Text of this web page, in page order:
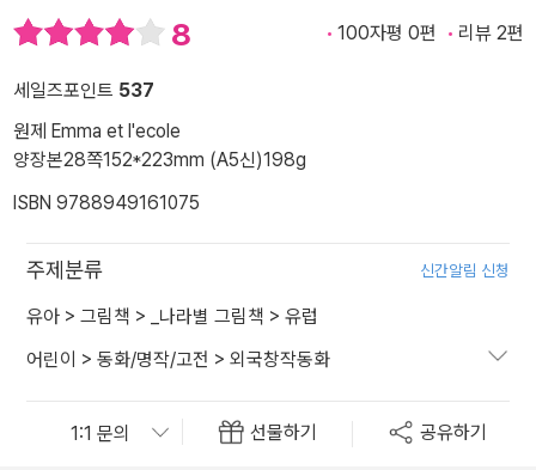
8 100자평 0편 리뷰 2편
세일즈포인트 537
원제 Emma et l'ecole
양장본28쪽152*223mm (A5신)198g
ISBN 9788949161075
주제분류 신간알림 신청
유아 > 그림책 > _나라별 그림책 > 유럽
어린이 > 동화/명작/고전 > 외국창작동화
선물하기 공유하기